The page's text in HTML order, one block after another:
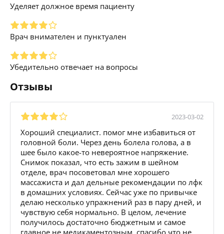
Уделяет должное время пациенту
Врач внимателен и пунктуален
Убедительно отвечает на вопросы
Отзывы
2023-03-02
Хороший специалист. помог мне избавиться от
головной боли. Через день болела голова, а в
шее было какое-то невероятное напряжение.
Снимок показал, что есть зажим в шейном
отделе, врач посоветовал мне хорошего
массажиста и дал дельные рекомендации по лфк
в домашних условиях. Сейчас уже по привычке
делаю несколько упражнений раз в пару дней, и
чувствую себя нормально. В целом, лечение
получилось достаточно бюджетным и самое
главное не медикаментозным, спасибо что не